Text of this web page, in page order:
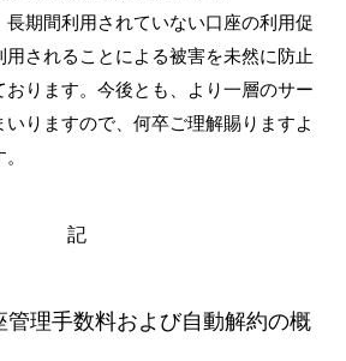
ターネット投信
ログイン
こうNavi
式会社が提供するサービスです。
スナビ株式会社が運営するサイトとなりま
期間利用されていない口座の利用促
されることによる被害を未然に防止
ります。今後とも、より一層のサー
いりますので、何卒ご理解賜りますよ
記
管理手数料および自動解約の概